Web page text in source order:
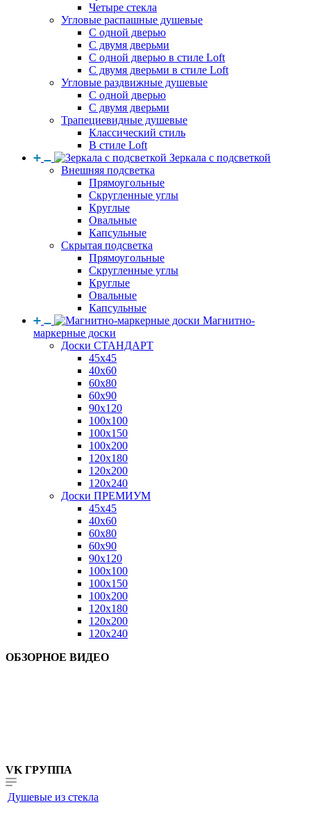
Четыре стекла
Угловые распашные душевые
С одной дверью
С двумя дверьми
С одной дверью в стиле Loft
С двумя дверьми в стиле Loft
Угловые раздвижные душевые
С одной дверью
С двумя дверьми
Трапециевидные душевые
Классический стиль
В стиле Loft
Зеркала с подсветкой
Внешняя подсветка
Прямоугольные
Скругленные углы
Круглые
Овальные
Капсульные
Скрытая подсветка
Прямоугольные
Скругленные углы
Круглые
Овальные
Капсульные
Магнитно-
маркерные доски
Доски СТАНДАРТ
45x45
40x60
60x80
60x90
90x120
100x100
100x150
100x200
120x180
120x200
120x240
Доски ПРЕМИУМ
45x45
40x60
60x80
60x90
90x120
100x100
100x150
100x200
120x180
120x200
120x240
ОБЗОРНОЕ ВИДЕО
VK ГРУППА
Душевые из стекла